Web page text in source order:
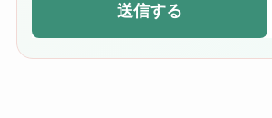
送信する